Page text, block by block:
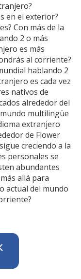
en el exterior?
Con más de la
2 o más
es más
al corriente?
hablando 2
es cada vez
nativos de
alrededor del
multilingüe
extranjero
de Flower
creciendo a la
personales se
abundantes
allá para
actual del mundo